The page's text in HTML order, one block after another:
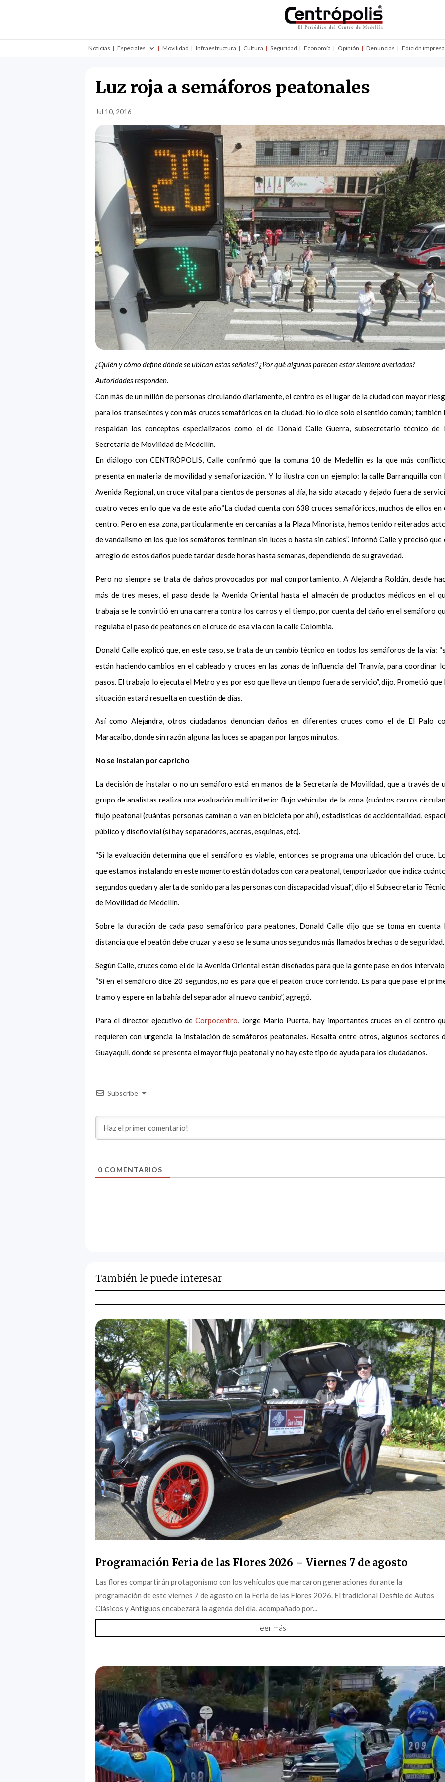
Noticias Especiales Movilidad Infraestructura Cultura Seguridad Economía Opinión Denuncias Edición impresa
Luz roja a semáforos peatonales
Jul 10, 2016
¿Quién y cómo define dónde se ubican estas señales? ¿Por qué algunas parecen estar siempre averiadas?
Autoridades responden.
Con más de un millón de personas circulando diariamente, el centro es el lugar de la ciudad con mayor
para los transeúntes y con más cruces semafóricos en la ciudad. No lo dice solo el sentido común; también
respaldan los conceptos especializados como el de Donald Calle Guerra, subsecretario técnico de
Secretaría de Movilidad de Medellín.
En diálogo con CENTRÓPOLIS, Calle confirmó que la comuna 10 de Medellín es la que más
presenta en materia de movilidad y semaforización. Y lo ilustra con un ejemplo: la calle Barranquilla con
Avenida Regional, un cruce vital para cientos de personas al día, ha sido atacado y dejado fuera de
cuatro veces en lo que va de este año.“La ciudad cuenta con 638 cruces semafóricos, muchos de ellos en
centro. Pero en esa zona, particularmente en cercanías a la Plaza Minorista, hemos tenido reiterados
de vandalismo en los que los semáforos terminan sin luces o hasta sin cables”. Informó Calle y precisó que
arreglo de estos daños puede tardar desde horas hasta semanas, dependiendo de su gravedad.
Pero no siempre se trata de daños provocados por mal comportamiento. A Alejandra Roldán, desde
más de tres meses, el paso desde la Avenida Oriental hasta el almacén de productos médicos en el
trabaja se le convirtió en una carrera contra los carros y el tiempo, por cuenta del daño en el semáforo
regulaba el paso de peatones en el cruce de esa vía con la calle Colombia.
Donald Calle explicó que, en este caso, se trata de un cambio técnico en todos los semáforos de la vía:
están haciendo cambios en el cableado y cruces en las zonas de influencia del Tranvía, para coordinar
pasos. El trabajo lo ejecuta el Metro y es por eso que lleva un tiempo fuera de servicio”, dijo. Prometió que
situación estará resuelta en cuestión de días.
Así como Alejandra, otros ciudadanos denuncian daños en diferentes cruces como el de El Palo
Maracaibo, donde sin razón alguna las luces se apagan por largos minutos.
No se instalan por capricho
La decisión de instalar o no un semáforo está en manos de la Secretaría de Movilidad, que a través de
grupo de analistas realiza una evaluación multicriterio: flujo vehicular de la zona (cuántos carros
flujo peatonal (cuántas personas caminan o van en bicicleta por ahí), estadísticas de accidentalidad,
público y diseño vial (si hay separadores, aceras, esquinas, etc).
“Si la evaluación determina que el semáforo es viable, entonces se programa una ubicación del cruce.
que estamos instalando en este momento están dotados con cara peatonal, temporizador que indica
segundos quedan y alerta de sonido para las personas con discapacidad visual”, dijo el Subsecretario
de Movilidad de Medellín.
Sobre la duración de cada paso semafórico para peatones, Donald Calle dijo que se toma en cuenta
distancia que el peatón debe cruzar y a eso se le suma unos segundos más llamados brechas o de seguridad.
Según Calle, cruces como el de la Avenida Oriental están diseñados para que la gente pase en dos
“Si en el semáforo dice 20 segundos, no es para que el peatón cruce corriendo. Es para que pase el
tramo y espere en la bahía del separador al nuevo cambio”, agregó.
Para el director ejecutivo deCorpocentro, Jorge Mario Puerta, hay importantes cruces en el centro
requieren con urgencia la instalación de semáforos peatonales. Resalta entre otros, algunos sectores
Guayaquil, donde se presenta el mayor flujo peatonal y no hay este tipo de ayuda para los ciudadanos.
Subscribe
0 COMENTARIOS
También le puede interesar
Programación Feria de las Flores 2026 – Viernes 7 de agosto
Las flores compartirán protagonismo con los vehículos que marcaron generaciones durante la
programación de este viernes 7 de agosto en la Feria de las Flores 2026. El tradicional Desfile de Autos
Clásicos y Antiguos encabezará la agenda del día, acompañado por...
leer más